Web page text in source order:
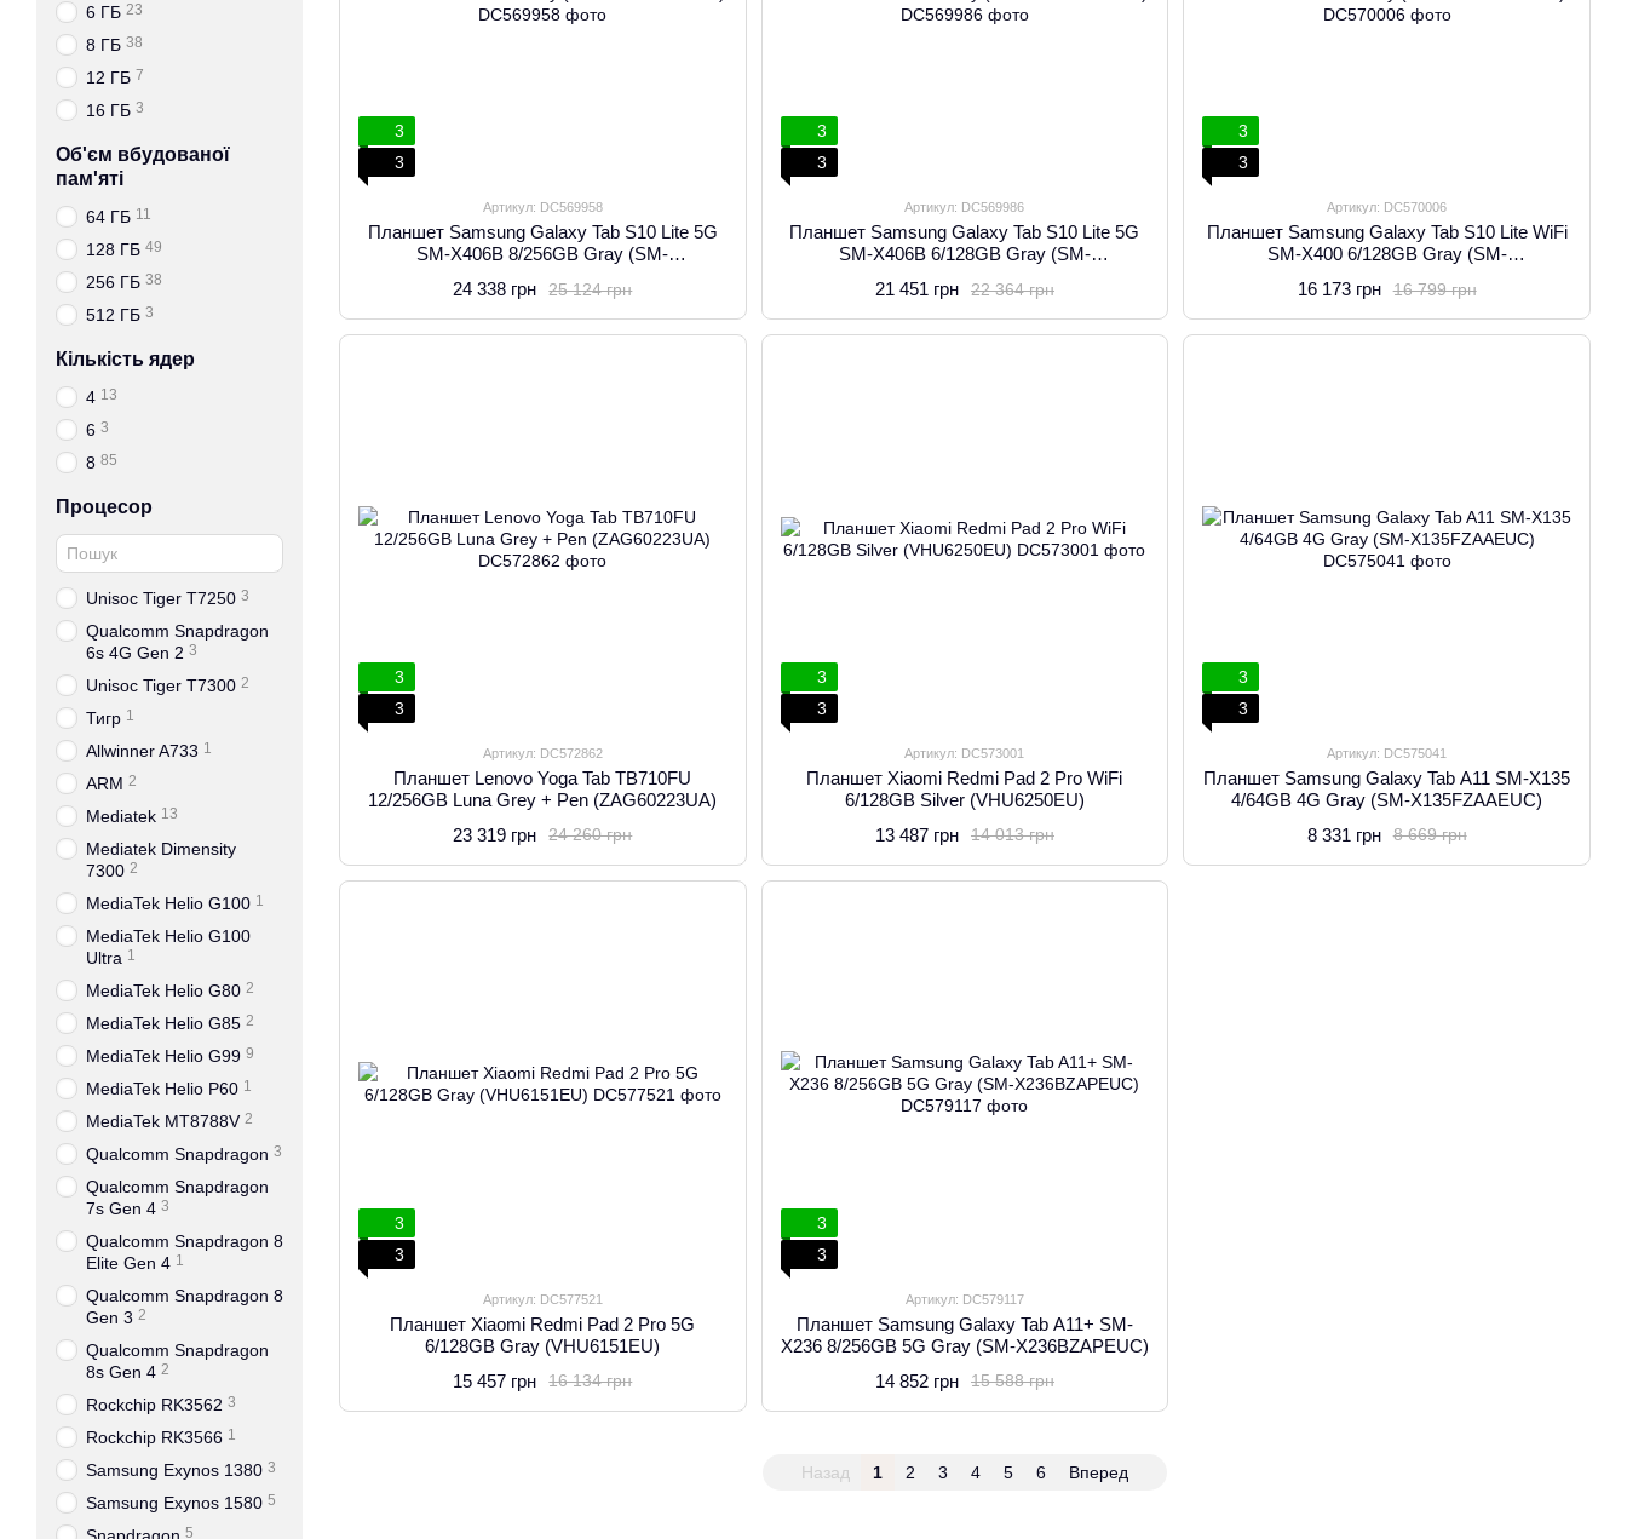
3
3
Артикул: DC569958
Планшет Samsung Galaxy Tab S10 Lite 5G
SM-X406B 8/256GB Gray (SM-
25 124 грн
24 338 грн
3
3
Артикул: DC569986
Планшет Samsung Galaxy Tab S10 Lite 5G
SM-X406B 6/128GB Gray (SM-
22 364 грн
21 451 грн
3
3
Артикул: DC570006
Планшет Samsung Galaxy Tab S10 Lite WiFi
SM-X400 6/128GB Gray (SM-
16 799 грн
16 173 грн
3
3
Артикул: DC572862
Планшет Lenovo Yoga Tab TB710FU
12/256GB Luna Grey + Pen (ZAG60223UA)
24 260 грн
23 319 грн
3
3
Артикул: DC573001
Планшет Xiaomi Redmi Pad 2 Pro WiFi
6/128GB Silver (VHU6250EU)
14 013 грн
13 487 грн
3
3
Артикул: DC575041
Планшет Samsung Galaxy Tab A11 SM-X135
4/64GB 4G Gray (SM-X135FZAAEUC)
8 669 грн
8 331 грн
3
3
Артикул: DC577521
Планшет Xiaomi Redmi Pad 2 Pro 5G
6/128GB Gray (VHU6151EU)
16 134 грн
15 457 грн
3
3
Артикул: DC579117
Планшет Samsung Galaxy Tab A11+ SM-
X236 8/256GB 5G Gray (SM-X236BZAPEUC)
15 588 грн
14 852 грн
Назад 1 2 3 4 5 6 Вперед
6 ГБ 23
8 ГБ 38
12 ГБ 7
16 ГБ 3
Об'єм вбудованої
пам'яті
64 ГБ 11
128 ГБ 49
256 ГБ 38
512 ГБ 3
Кількість ядер
4 13
6 3
8 85
Процесор
Unisoc Tiger T7250 3
Qualcomm Snapdragon
6s 4G Gen 2 3
Unisoc Tiger T7300 2
Тигр 1
Allwinner A733 1
ARM 2
Mediatek 13
Mediatek Dimensity
7300 2
MediaTek Helio G100 1
MediaTek Helio G100
Ultra 1
MediaTek Helio G80 2
MediaTek Helio G85 2
MediaTek Helio G99 9
MediaTek Helio P60 1
MediaTek MT8788V 2
Qualcomm Snapdragon 3
Qualcomm Snapdragon
7s Gen 4 3
Qualcomm Snapdragon 8
Elite Gen 4 1
Qualcomm Snapdragon 8
Gen 3 2
Qualcomm Snapdragon
8s Gen 4 2
Rockchip RK3562 3
Rockchip RK3566 1
Samsung Exynos 1380 3
Samsung Exynos 1580 5
5